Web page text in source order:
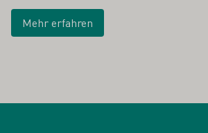
Mehr erfahren